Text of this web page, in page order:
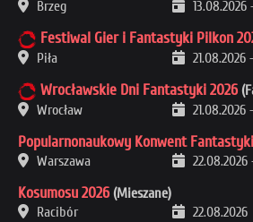
Brzeg
13.08.2026
Festiwal Gier i Fantastyki Pilkon
Piła
21.08.2026
Wrocławskie Dni Fantastyki 2026
Wrocław
21.08.2026
Popularnonaukowy Konwent
Warszawa
22.08.2026
Kosumosu 2026 (Mieszane)
Racibór
22.08.2026